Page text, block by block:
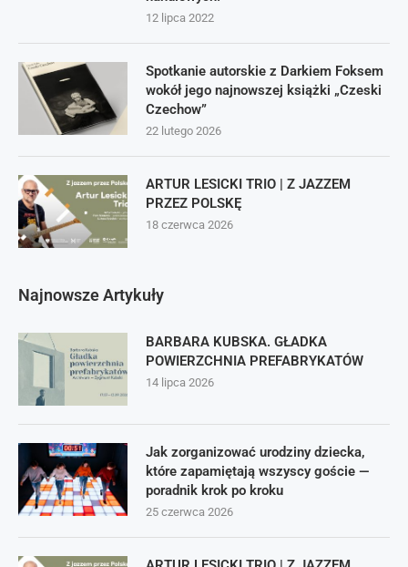
12 lipca 2022
Spotkanie autorskie z Darkiem Foksem
wokół jego najnowszej książki „Czeski
Czechow”
22 lutego 2026
ARTUR LESICKI TRIO | Z JAZZEM
PRZEZ POLSKĘ
18 czerwca 2026
Najnowsze Artykuły
BARBARA KUBSKA. GŁADKA
POWIERZCHNIA PREFABRYKATÓW
14 lipca 2026
Jak zorganizować urodziny dziecka,
które zapamiętają wszyscy goście —
poradnik krok po kroku
25 czerwca 2026